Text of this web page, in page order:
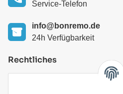
Service-Telefon
info@bonremo.de
24h Verfügbarkeit
Rechtliches